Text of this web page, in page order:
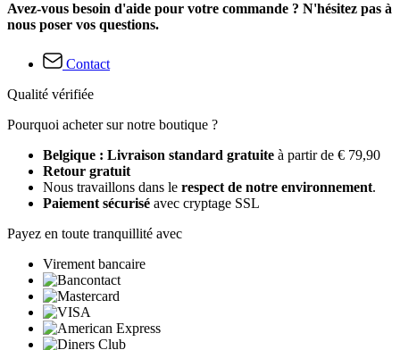
Avez-vous besoin d'aide pour votre commande ? N'hésitez pas à
nous poser vos questions.
Contact
Qualité vérifiée
Pourquoi acheter sur notre boutique ?
Belgique : Livraison standard gratuite à partir de € 79,90
Retour gratuit
Nous travaillons dans le respect de notre environnement.
Paiement sécurisé avec cryptage SSL
Payez en toute tranquillité avec
Virement bancaire